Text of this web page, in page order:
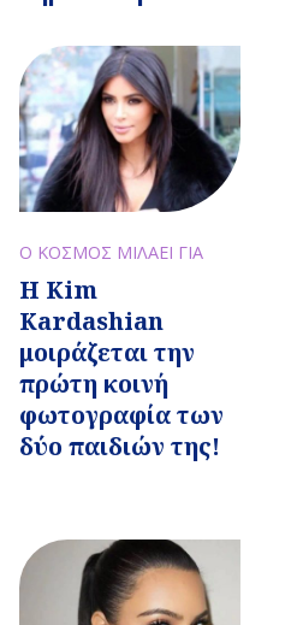
Ο ΚΟΣΜΟΣ ΜΙΛΑΕΙ ΓΙΑ
H Kim
Kardashian
μοιράζεται την
πρώτη κοινή
φωτογραφία των
δύο παιδιών της!